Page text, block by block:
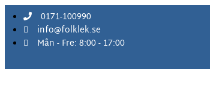
content 0171-100990
info@folklek.se
Mån - Fre: 8:00 - 17:00